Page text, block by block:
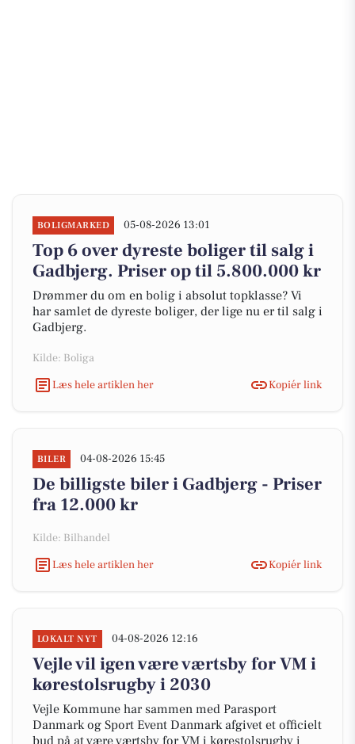
BOLIGMARKED 05-08-2026 13:01
Top 6 over dyreste boliger til salg i
Gadbjerg. Priser op til 5.800.000 kr
Drømmer du om en bolig i absolut topklasse? Vi
har samlet de dyreste boliger, der lige nu er til salg i
Gadbjerg.
Kilde: Boliga
Læs hele artiklen her
Kopiér link
BILER 04-08-2026 15:45
De billigste biler i Gadbjerg - Priser
fra 12.000 kr
Kilde: Bilhandel
Læs hele artiklen her
Kopiér link
LOKALT NYT 04-08-2026 12:16
Vejle vil igen være værtsby for VM i
kørestolsrugby i 2030
Vejle Kommune har sammen med Parasport
Danmark og Sport Event Danmark afgivet et officielt
bud på at være værtsby for VM i kørestolsrugby i